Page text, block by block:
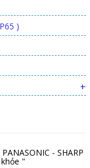
)
+
- SHARP
"